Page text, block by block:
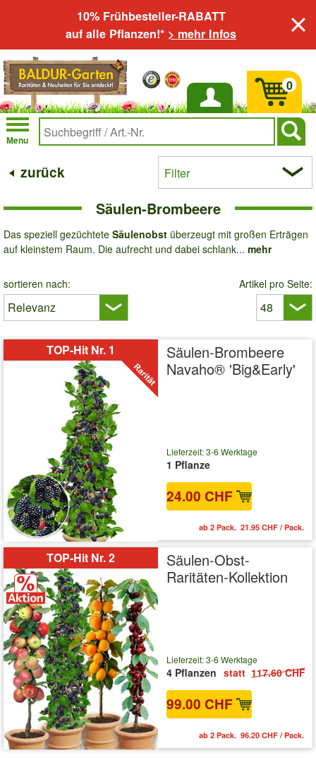
10% Frühbesteller-RABATT
auf alle Pflanzen!* > mehr Infos
Anmelden
Menu
0
zurück Filter
Säulen-Brombeere
Das speziell gezüchtete Säulenobst überzeugt mit großen Erträgen
auf kleinstem Raum. Die aufrecht und dabei schlank... mehr
sortieren nach: Artikel pro Seite:
TOP-Hit Nr. 1
Säulen-Brombeere
Navaho® 'Big&Early'
Lieferzeit: 3-6 Werktage
1 Pflanze
24.00 CHF
ab 2 Pack. 21.95 CHF / Pack.
TOP-Hit Nr. 2
Säulen-Obst-
Raritäten-Kollektion
Lieferzeit: 3-6 Werktage
4 Pflanzen
99.00 CHF
statt 117.60 CHF
ab 2 Pack. 96.20 CHF / Pack.